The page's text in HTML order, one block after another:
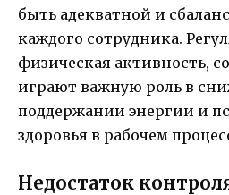
быть адекватной и
каждого сотрудника.
физическая активность,
играют важную роль в
поддержании энергии и
здоровья в рабочем
Недостаток